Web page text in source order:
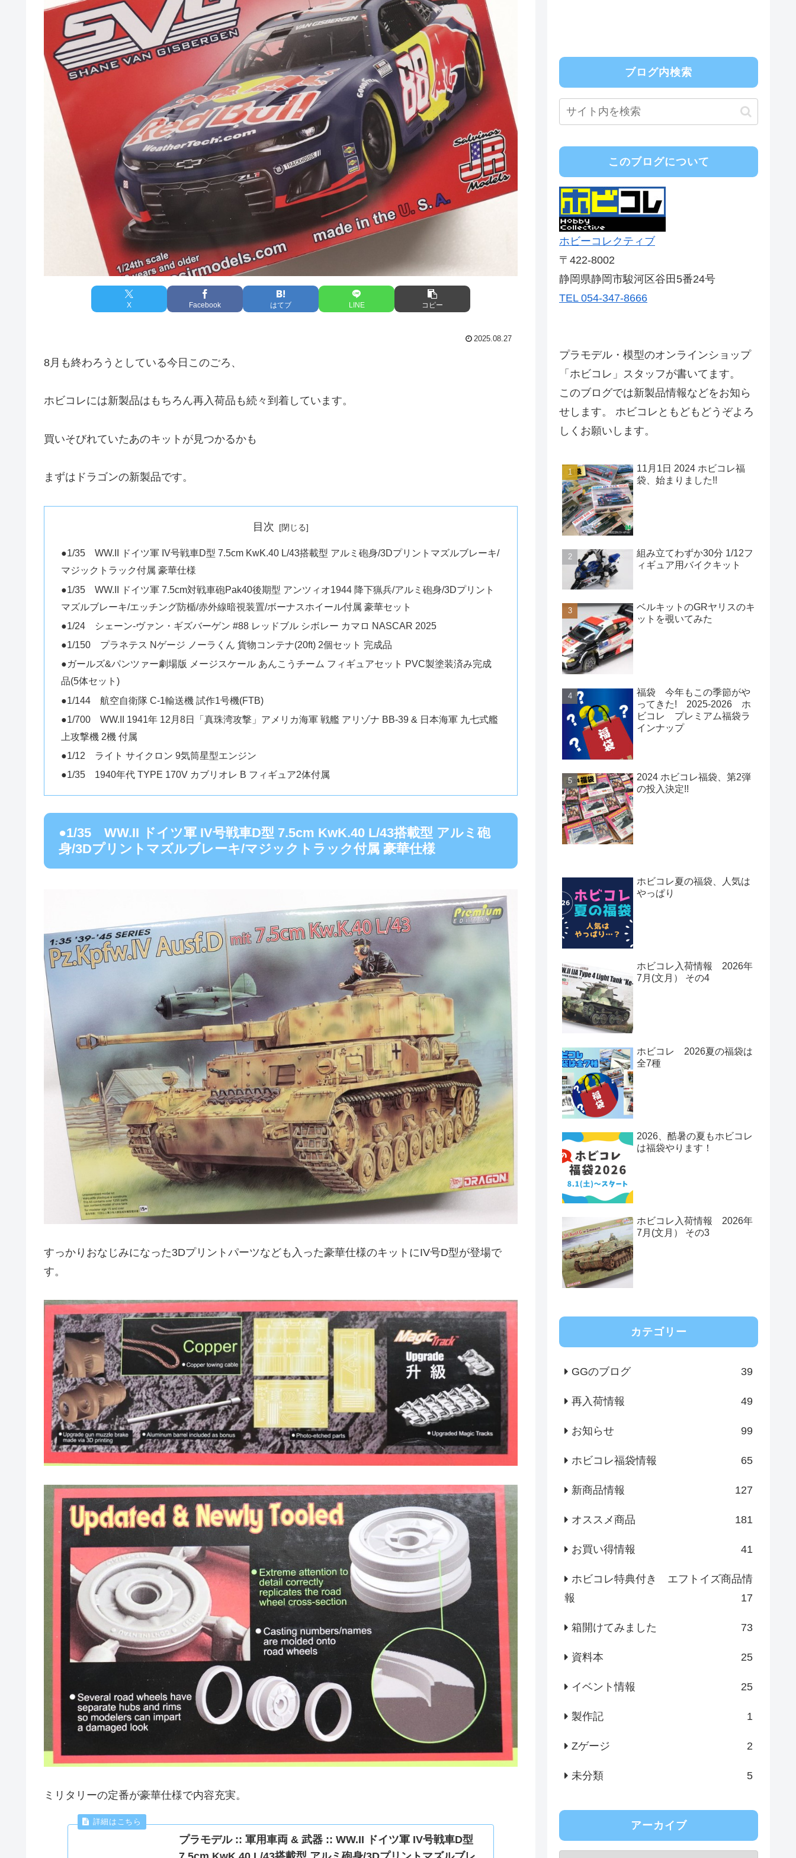
X Facebook はてブ LINE コピー
2025.08.27
8月も終わろうとしている今日このごろ、
ホビコレには新製品はもちろん再入荷品も続々到着しています。
買いそびれていたあのキットが見つかるかも
まずはドラゴンの新製品です。
目次
●1/35 WW.II ドイツ軍 IV号戦車D型 7.5cm KwK.40 L/43搭載型 アルミ砲身/3Dプリントマズルブレーキ/
マジックトラック付属 豪華仕様
●1/35 WW.II ドイツ軍 7.5cm対戦車砲Pak40後期型 アンツィオ1944 降下猟兵/アルミ砲身/3Dプリント
マズルブレーキ/エッチング防楯/赤外線暗視装置/ボーナスホイール付属 豪華セット
●1/24 シェーン-ヴァン・ギズバーゲン #88 レッドブル シボレー カマロ NASCAR 2025
●1/150 プラネテス Nゲージ ノーラくん 貨物コンテナ(20ft) 2個セット 完成品
●ガールズ&パンツァー劇場版 メージスケール あんこうチーム フィギュアセット PVC製塗装済み完成
品(5体セット)
●1/144 航空自衛隊 C-1輸送機 試作1号機(FTB)
●1/700 WW.II 1941年 12月8日「真珠湾攻撃」アメリカ海軍 戦艦 アリゾナ BB-39 & 日本海軍 九七式艦
上攻撃機 2機 付属
●1/12 ライト サイクロン 9気筒星型エンジン
●1/35 1940年代 TYPE 170V カブリオレ B フィギュア2体付属
●1/35 WW.II ドイツ軍 IV号戦車D型 7.5cm KwK.40 L/43搭載型 アルミ砲
身/3Dプリントマズルブレーキ/マジックトラック付属 豪華仕様
すっかりおなじみになった3Dプリントパーツなども入った豪華仕様のキットにIV号D型が登場で
す。
ミリタリーの定番が豪華仕様で内容充実。
プラモデル :: 軍用車両 & 武器 :: WW.II ドイツ軍 IV号戦車D型
ブログ内検索
このブログについて
ホビーコレクティブ
〒422-8002
静岡県静岡市駿河区谷田5番24号
TEL 054-347-8666
プラモデル・模型のオンラインショップ
「ホビコレ」スタッフが書いてます。
このブログでは新製品情報などをお知ら
せします。 ホビコレともどもどうぞよろ
しくお願いします。
11月1日 2024 ホビコレ福
袋、始まりました!!
組み立てわずか30分 1/12フ
ィギュア用バイクキット
ベルキットのGRヤリスのキ
ットを覗いてみた
福袋 今年もこの季節がや
ってきた! 2025-2026 ホ
ビコレ プレミアム福袋ラ
インナップ
2024 ホビコレ福袋、第2弾
の投入決定!!
ホビコレ夏の福袋、人気は
やっぱり
ホビコレ入荷情報 2026年
7月(文月） その4
ホビコレ 2026夏の福袋は
全7種
2026、酷暑の夏もホビコレ
は福袋やります！
ホビコレ入荷情報 2026年
7月(文月） その3
カテゴリー
GGのブログ 39
再入荷情報 49
お知らせ 99
ホビコレ福袋情報 65
新商品情報 127
オススメ商品 181
お買い得情報 41
ホビコレ特典付き エフトイズ商品情
報
17
箱開けてみました 73
資料本 25
イベント情報 25
製作記 1
Zゲージ 2
未分類 5
アーカイブ